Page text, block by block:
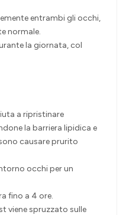
entrambi gli occhi,
normale.
la giornata, col
a ripristinare
la barriera lipidica e
causare prurito
occhi per un
fino a 4 ore.
viene spruzzato sulle